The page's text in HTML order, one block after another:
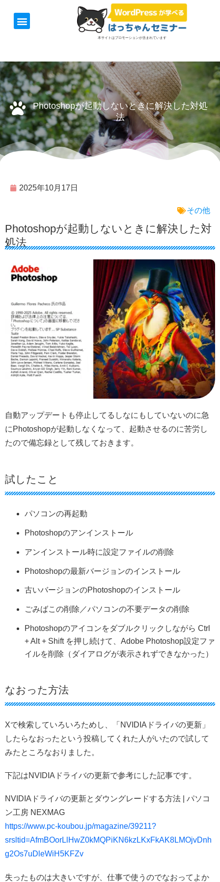
本サイトはプロモーションが含まれています
Photoshopが起動しないときに解決した対処
法
2025年10月17日
その他
Photoshopが起動しないときに解決した対
処法
自動アップデートも停止してるしなにもしていないのに急
にPhotoshopが起動しなくなって、起動させるのに苦労し
たので備忘録として残しておきます。
試したこと
パソコンの再起動
Photoshopのアンインストール
アンインストール時に設定ファイルの削除
Photoshopの最新バージョンのインストール
古いバージョンのPhotoshopのインストール
ごみばこの削除／パソコンの不要データの削除
Photoshopのアイコンをダブルクリックしながら Ctrl
+ Alt + Shift を押し続けて、Adobe Photoshop設定ファ
イルを削除（ダイアログが表示されずできなかった）
なおった方法
Xで検索していろいろためし、「NVIDIAドライバの更新」
したらなおったという投稿してくれた人がいたので試して
みたところなおりました。
下記はNVIDIAドライバの更新で参考にした記事です。
NVIDIAドライバの更新とダウングレードする方法 | パソコ
ン工房 NEXMAG
https://www.pc-koubou.jp/magazine/39211?
srsltid=AfmBOorLlHwZ0kMQPiKN6kzLKxFkAK8LMOjvDnh
g2Os7uDleWiH5KFZv
失ったものは大きいですが、仕事で使うのでなおってよか